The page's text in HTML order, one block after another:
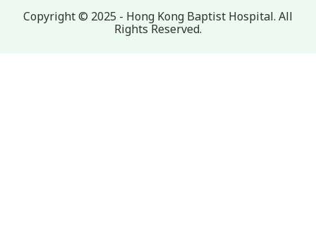
Copyright © 2025 - Hong Kong Baptist Hospital. All
Rights Reserved.